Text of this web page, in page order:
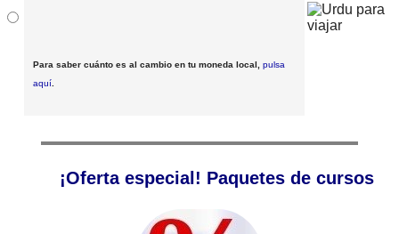
Para saber cuánto es al cambio en tu moneda local, pulsa
aquí
¡Oferta especial! Paquetes de cursos